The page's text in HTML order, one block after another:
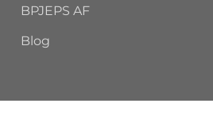
BPJEPS AF
Blog